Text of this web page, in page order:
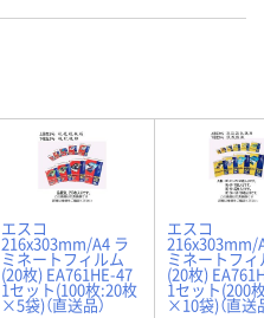
エスコ
216x303mm/A4 ラ
ミネートフィルム
(20枚) EA761HE-47
1セット(100枚:20枚
×5袋)（直送品）
エスコ
216x303mm/
ミネートフィ
(20枚)
1セット(200
×10袋)（直送